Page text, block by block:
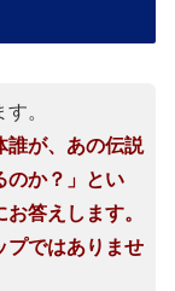
。
誰が、あの伝説
のか？」とい
答えします。
プではありませ